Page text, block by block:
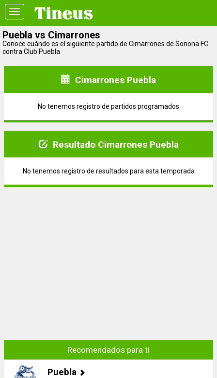
Toggle
navigation
Puebla vs Cimarrones
Conoce cuándo es el siguiente partido de Cimarrones de Sonona FC
contra Club Puebla
Cimarrones Puebla
No tenemos registro de partidos programados
Resultado Cimarrones Puebla
No tenemos registro de resultados para esta temporada
Recomendados para ti
Puebla